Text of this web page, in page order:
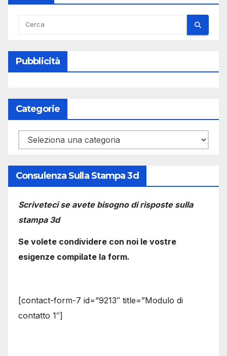
Pubblicità
Categorie
Categorie
Consulenza Sulla Stampa 3d
Scriveteci se avete bisogno di risposte sulla
stampa 3d
Se volete condividere con noi le vostre
esigenze compilate la form.
[contact-form-7 id=”9213″ title=”Modulo di
contatto 1″]